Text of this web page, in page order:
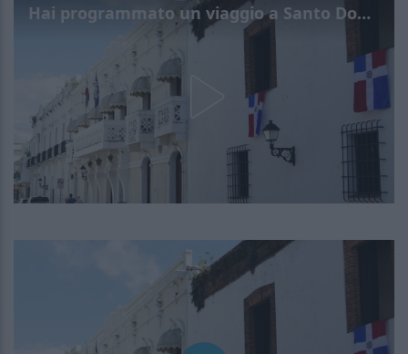
Hai programmato un viaggio a Santo Domingo? Cinque migliori esperienze per il 2026